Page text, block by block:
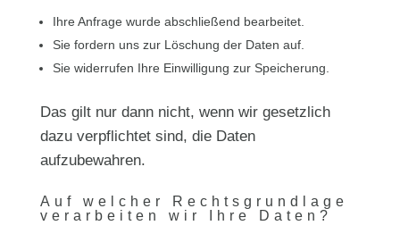
Ihre Anfrage wurde abschließend bearbeitet.
Sie fordern uns zur Löschung der Daten auf.
Sie widerrufen Ihre Einwilligung zur Speicherung.
Das gilt nur dann nicht, wenn wir gesetzlich
dazu verpflichtet sind, die Daten
aufzubewahren.
Auf welcher Rechtsgrundlage
verarbeiten wir Ihre Daten?